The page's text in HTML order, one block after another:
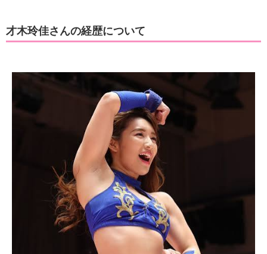
才木玲佳さんの経歴について